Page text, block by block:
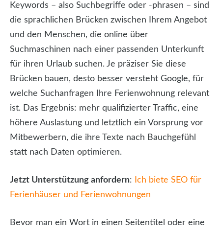
Keywords – also Suchbegriffe oder -phrasen – sind
die sprachlichen Brücken zwischen Ihrem Angebot
und den Menschen, die online über
Suchmaschinen nach einer passenden Unterkunft
für ihren Urlaub suchen. Je präziser Sie diese
Brücken bauen, desto besser versteht Google, für
welche Suchanfragen Ihre Ferienwohnung relevant
ist. Das Ergebnis: mehr qualifizierter Traffic, eine
höhere Auslastung und letztlich ein Vorsprung vor
Mitbewerbern, die ihre Texte nach Bauchgefühl
statt nach Daten optimieren.
Jetzt Unterstützung anfordern:
Ich biete SEO für
Ferienhäuser und Ferienwohnungen
Bevor man ein Wort in einen Seitentitel oder eine